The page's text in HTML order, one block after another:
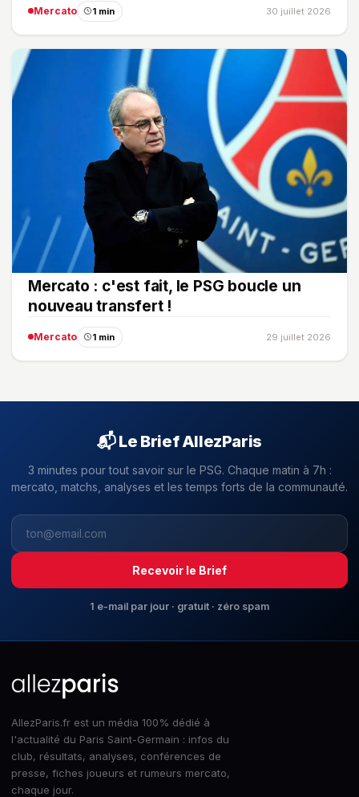
Mercato 1 min 30 juillet 2026
Mercato : c'est fait, le PSG boucle un
nouveau transfert !
Mercato 1 min 29 juillet 2026
📬 Le Brief AllezParis
3 minutes pour tout savoir sur le PSG. Chaque matin à 7h :
mercato, matchs, analyses et les temps forts de la communauté.
Recevoir le Brief
1 e-mail par jour · gratuit · zéro spam
AllezParis.fr est un média 100% dédié à
l'actualité du Paris Saint-Germain : infos du
club, résultats, analyses, conférences de
presse, fiches joueurs et rumeurs mercato,
chaque jour.